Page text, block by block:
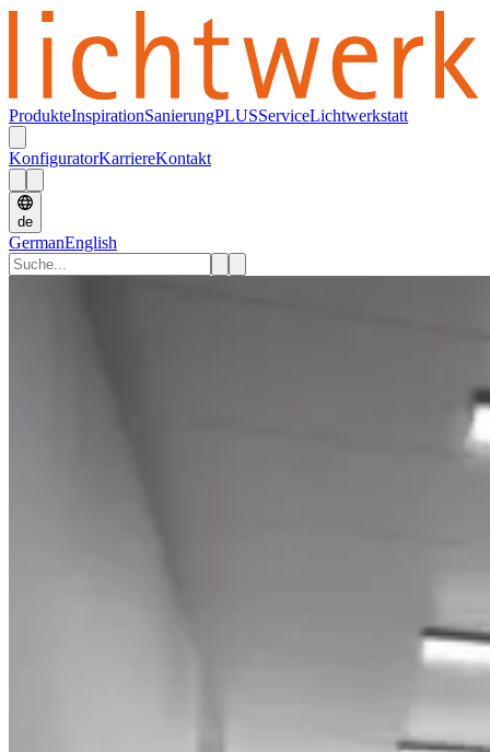
ProdukteInspirationSanierungPLUSServiceLichtwerkstatt
KonfiguratorKarriereKontakt
de
GermanEnglish